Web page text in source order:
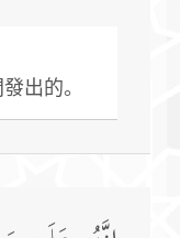
出的。